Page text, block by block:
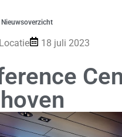
Nieuwsoverzicht
Locatie 18 juli 2023